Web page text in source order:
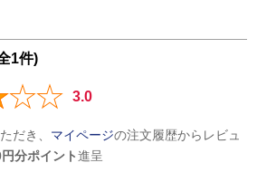
1件)
3.0
だき、 マイページの注文履歴からレビュ
分ポイント進呈